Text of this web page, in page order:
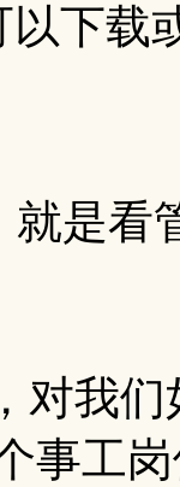
以下载
是看
我们
事工